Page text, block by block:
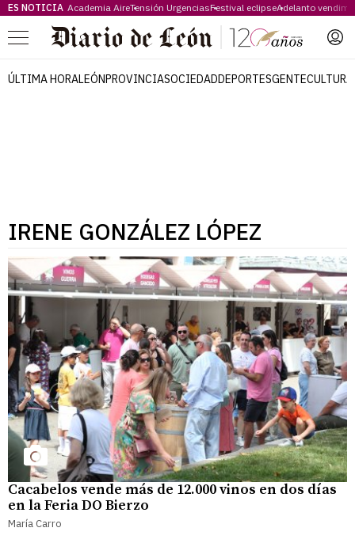
ES NOTICIA Academia AireTensión UrgenciasFestival eclipseAdelanto
Menú
ÚLTIMA HORALEÓNPROVINCIASOCIEDADDEPORTESGENTECULTURA
IRENE GONZÁLEZ LÓPEZ
Cacabelos vende más de 12.000 vinos en dos días
en la Feria DO Bierzo
María Carro